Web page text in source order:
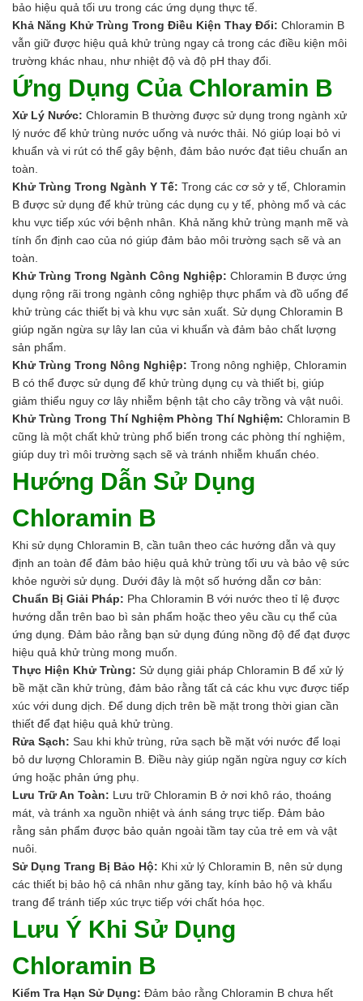
bảo hiệu quả tối ưu trong các ứng dụng thực tế.
Khả Năng Khử Trùng Trong Điều Kiện Thay Đổi: Chloramin B
vẫn giữ được hiệu quả khử trùng ngay cả trong các điều kiện môi
trường khác nhau, như nhiệt độ và độ pH thay đổi.
Ứng Dụng Của Chloramin B
Xử Lý Nước: Chloramin B thường được sử dụng trong ngành xử
lý nước để khử trùng nước uống và nước thải. Nó giúp loại bỏ vi
khuẩn và vi rút có thể gây bệnh, đảm bảo nước đạt tiêu chuẩn an
toàn.
Khử Trùng Trong Ngành Y Tế: Trong các cơ sở y tế, Chloramin
B được sử dụng để khử trùng các dụng cụ y tế, phòng mổ và các
khu vực tiếp xúc với bệnh nhân. Khả năng khử trùng mạnh mẽ và
tính ổn định cao của nó giúp đảm bảo môi trường sạch sẽ và an
toàn.
Khử Trùng Trong Ngành Công Nghiệp: Chloramin B được ứng
dụng rộng rãi trong ngành công nghiệp thực phẩm và đồ uống để
khử trùng các thiết bị và khu vực sản xuất. Sử dụng Chloramin B
giúp ngăn ngừa sự lây lan của vi khuẩn và đảm bảo chất lượng
sản phẩm.
Khử Trùng Trong Nông Nghiệp: Trong nông nghiệp, Chloramin
B có thể được sử dụng để khử trùng dụng cụ và thiết bị, giúp
giảm thiểu nguy cơ lây nhiễm bệnh tật cho cây trồng và vật nuôi.
Khử Trùng Trong Thí Nghiệm Phòng Thí Nghiệm: Chloramin B
cũng là một chất khử trùng phổ biến trong các phòng thí nghiệm,
giúp duy trì môi trường sạch sẽ và tránh nhiễm khuẩn chéo.
Hướng Dẫn Sử Dụng
Chloramin B
Khi sử dụng Chloramin B, cần tuân theo các hướng dẫn và quy
định an toàn để đảm bảo hiệu quả khử trùng tối ưu và bảo vệ sức
khỏe người sử dụng. Dưới đây là một số hướng dẫn cơ bản:
Chuẩn Bị Giải Pháp: Pha Chloramin B với nước theo tỉ lệ được
hướng dẫn trên bao bì sản phẩm hoặc theo yêu cầu cụ thể của
ứng dụng. Đảm bảo rằng bạn sử dụng đúng nồng độ để đạt được
hiệu quả khử trùng mong muốn.
Thực Hiện Khử Trùng: Sử dụng giải pháp Chloramin B để xử lý
bề mặt cần khử trùng, đảm bảo rằng tất cả các khu vực được tiếp
xúc với dung dịch. Để dung dịch trên bề mặt trong thời gian cần
thiết để đạt hiệu quả khử trùng.
Rửa Sạch: Sau khi khử trùng, rửa sạch bề mặt với nước để loại
bỏ dư lượng Chloramin B. Điều này giúp ngăn ngừa nguy cơ kích
ứng hoặc phản ứng phụ.
Lưu Trữ An Toàn: Lưu trữ Chloramin B ở nơi khô ráo, thoáng
mát, và tránh xa nguồn nhiệt và ánh sáng trực tiếp. Đảm bảo
rằng sản phẩm được bảo quản ngoài tầm tay của trẻ em và vật
nuôi.
Sử Dụng Trang Bị Bảo Hộ: Khi xử lý Chloramin B, nên sử dụng
các thiết bị bảo hộ cá nhân như găng tay, kính bảo hộ và khẩu
trang để tránh tiếp xúc trực tiếp với chất hóa học.
Lưu Ý Khi Sử Dụng
Chloramin B
Kiểm Tra Hạn Sử Dụng: Đảm bảo rằng Chloramin B chưa hết